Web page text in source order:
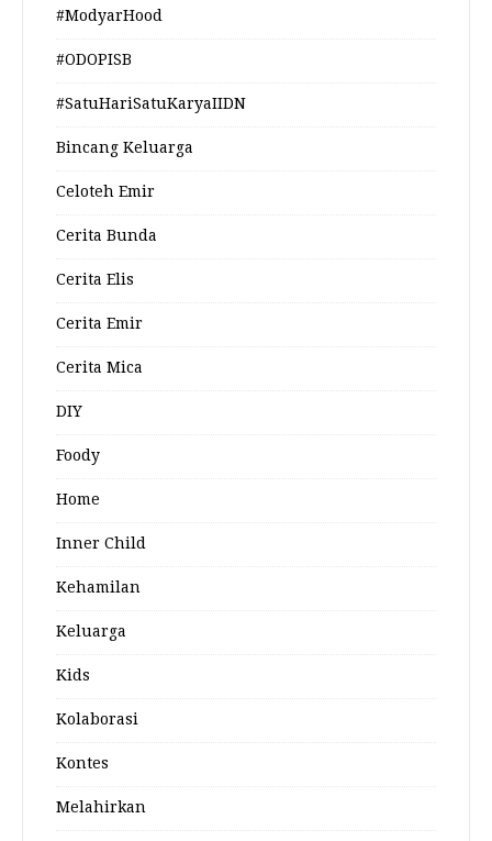
#ModyarHood
#ODOPISB
#SatuHariSatuKaryaIIDN
Bincang Keluarga
Celoteh Emir
Cerita Bunda
Cerita Elis
Cerita Emir
Cerita Mica
DIY
Foody
Home
Inner Child
Kehamilan
Keluarga
Kids
Kolaborasi
Kontes
Melahirkan